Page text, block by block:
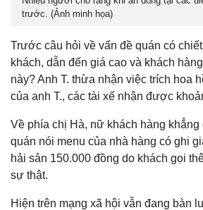
trước. (Ảnh minh họa)
Trước câu hỏi về vấn đề quán có
khách, dẫn đến giá cao và khách
này? Anh T. thừa nhận việc trích hoa
của anh T., các tài xế nhận được
Về phía chị Hà, nữ khách hàng khẳng
quán nói menu của nhà hàng có ghi
hải sản 150.000 đồng do khách gọi
sự thật.
Hiện trên mạng xã hội vẫn đang bàn